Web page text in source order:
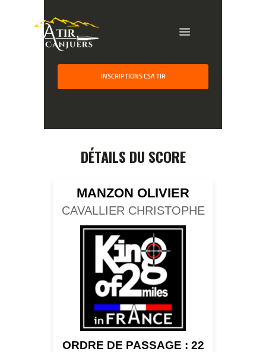
INSCRIPTIONS CSA TIR
COMPETITION
RESULTS
TEAM CANJUERS
DÉTAILS DU SCORE
MANZON OLIVIER
CAVALLIER CHRISTOPHE
ORDRE DE PASSAGE : 22